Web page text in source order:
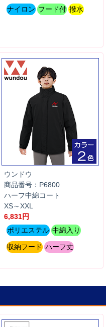
ナイロン フード付 撥水
ウンドウ
商品番号：P6800
ハーフ中綿コート
XS～XXL
6,831円
ポリエステル 中綿入り
収納フード ハーフ丈